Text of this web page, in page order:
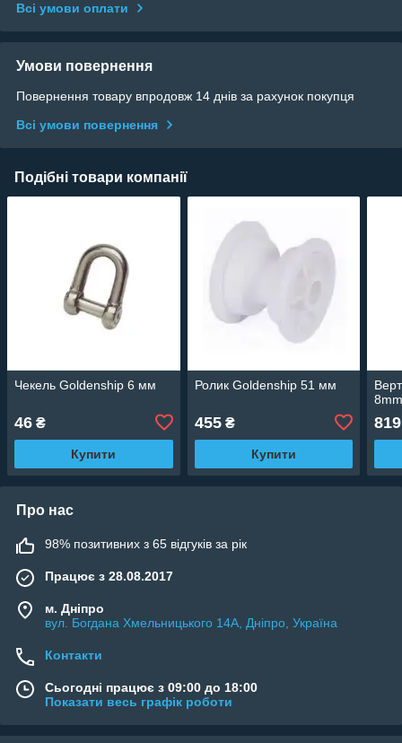
Всі умови оплати
Умови повернення
Повернення товару впродовж 14 днів за рахунок покупця
Всі умови повернення
Подібні товари компанії
Чекель Goldenship 6 мм
46 ₴
Купити
Ролик Goldenship 51 мм
455₴
Купити
819
Про нас
98% позитивних з 65 відгуків за рік
Працює з 28.08.2017
м. Дніпро
вул. Богдана Хмельницького 14А, Дніпро, Україна
Контакти
Сьогодні працює з 09:00 до 18:00
Показати весь графік роботи